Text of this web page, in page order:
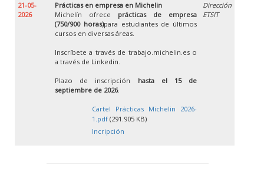
21-05-
2026
Prácticas en empresa en Michelin
Michelín ofrece prácticas de empresa
(750/900 horas)para estudiantes de últimos
cursos en diversas áreas.
Inscríbete a través de trabajo.michelin.es o
a través de Linkedin.
Plazo de inscripción hasta el 15 de
septiembre de 2026.
Cartel Prácticas Michelin 2026-
1.pdf (291.905 KB)
Incripción
Dirección
ETSIT